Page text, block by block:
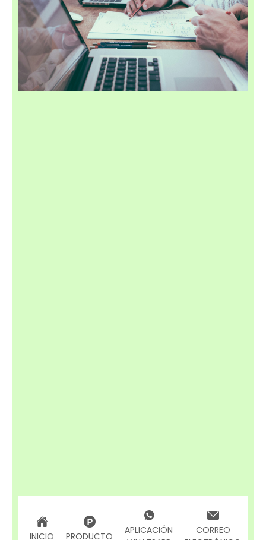
INICIO PRODUCTO
APLICACIÓN
CORREO